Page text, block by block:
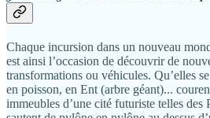
Chaque incursion dans un nouveau
est ainsi l’occasion de découvrir de
transformations ou véhicules. Qu’elles
en poisson, en Ent (arbre géant)...
immeubles d’une cité futuriste telles des